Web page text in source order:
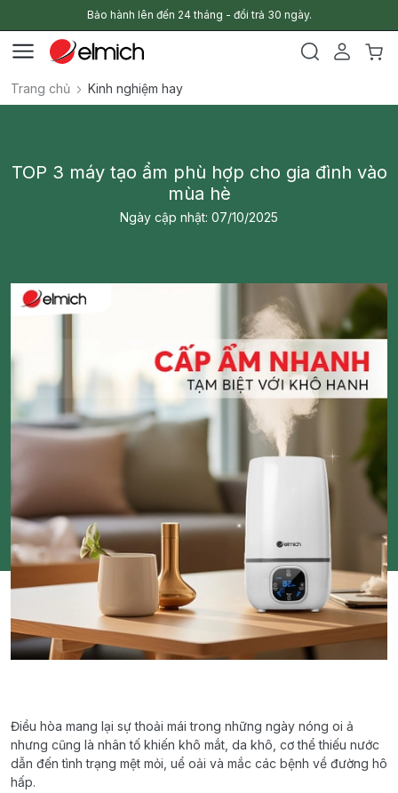
Bảo hành lên đến 24 tháng - đổi trả 30 ngày.
Trang chủ Kinh nghiệm hay
TOP 3 máy tạo ẩm phù hợp cho gia đình vào
mùa hè
Ngày cập nhật: 07/10/2025
Điều hòa mang lại sự thoải mái trong những ngày nóng oi ả
nhưng cũng là nhân tố khiến khô mắt, da khô, cơ thể thiếu nước
dẫn đến tình trạng mệt mỏi, uể oải và mắc các bệnh về đường hô
hấp.